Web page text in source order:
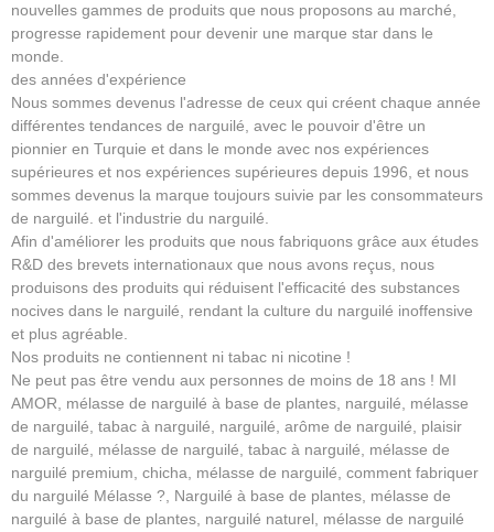
nouvelles gammes de produits que nous proposons au marché,
progresse rapidement pour devenir une marque star dans le
monde.
des années d'expérience
Nous sommes devenus l'adresse de ceux qui créent chaque année
différentes tendances de narguilé, avec le pouvoir d'être un
pionnier en Turquie et dans le monde avec nos expériences
supérieures et nos expériences supérieures depuis 1996, et nous
sommes devenus la marque toujours suivie par les consommateurs
de narguilé. et l'industrie du narguilé.
Afin d'améliorer les produits que nous fabriquons grâce aux études
R&D des brevets internationaux que nous avons reçus, nous
produisons des produits qui réduisent l'efficacité des substances
nocives dans le narguilé, rendant la culture du narguilé inoffensive
et plus agréable.
Nos produits ne contiennent ni tabac ni nicotine !
Ne peut pas être vendu aux personnes de moins de 18 ans ! MI
AMOR, mélasse de narguilé à base de plantes, narguilé, mélasse
de narguilé, tabac à narguilé, narguilé, arôme de narguilé, plaisir
de narguilé, mélasse de narguilé, tabac à narguilé, mélasse de
narguilé premium, chicha, mélasse de narguilé, comment fabriquer
du narguilé Mélasse ?, Narguilé à base de plantes, mélasse de
narguilé à base de plantes, narguilé naturel, mélasse de narguilé